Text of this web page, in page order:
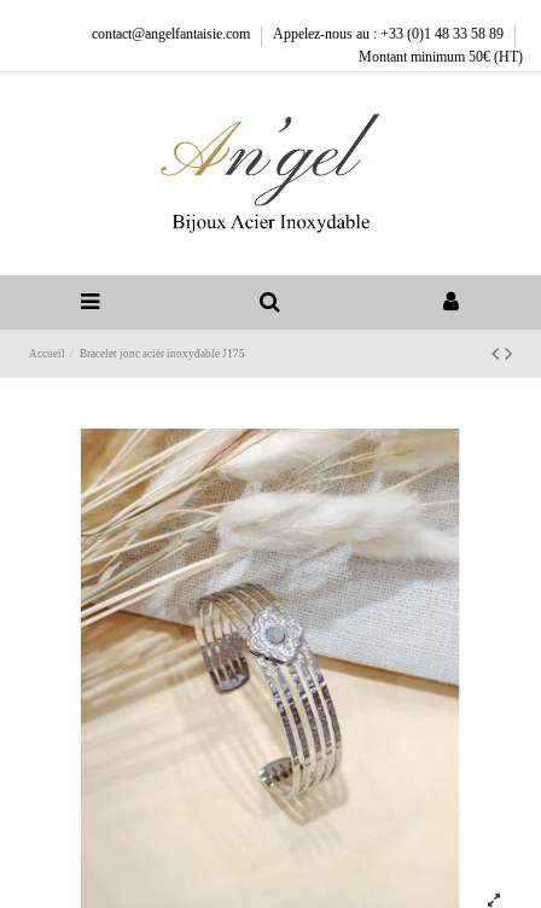
contact@angelfantaisie.com
Appelez-nous au : +33 (0)1 48 33 58 89
Montant minimum 50€ (HT)
Accueil Bracelet jonc acier inoxydable J175